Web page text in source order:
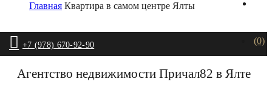
+7 (978) 670-92-90 (0)
Главная Квартира в самом центре Ялты
Агентство недвижимости Причал82 в Ялте